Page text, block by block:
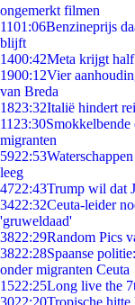
ongemerkt filmen
1101:06Benzineprijs
blijft
1400:42Meta krijgt half
1900:12Vier
van Breda
1823:32Italië hindert
11 23:30
migranten
5922:53
leeg
4722:43Trump wil dat
3422:32Ceuta-leider
'gruweldaad'
3822:29Random Pics
3822:28Spaanse
onder migranten Ceuta
1522:25Long live the
3022:20Tropische hitte